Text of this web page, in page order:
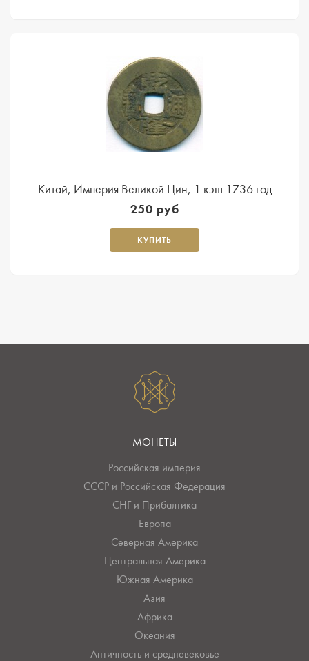
Китай, Империя Великой Цин, 1 кэш 1736 год
250 руб
КУПИТЬ
МОНЕТЫ
Российская империя
СССР и Российская Федерация
СНГ и Прибалтика
Европа
Северная Америка
Центральная Америка
Южная Америка
Азия
Африка
Океания
Античность и средневековье